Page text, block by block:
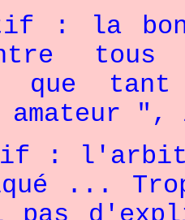
: la
que
amateur
:
...